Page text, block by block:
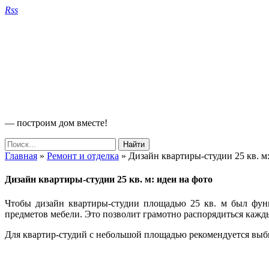
Rss
— построим дом вместе!
Главная » Ремонт и отделка » Дизайн квартиры-студии 25 кв.
Дизайн квартиры-студии 25 кв. м: идеи на фото
Чтобы дизайн квартиры-студии площадью 25 кв. м был
предметов мебели. Это позволит грамотно распорядиться
Для квартир-студий с небольшой площадью рекомендуется